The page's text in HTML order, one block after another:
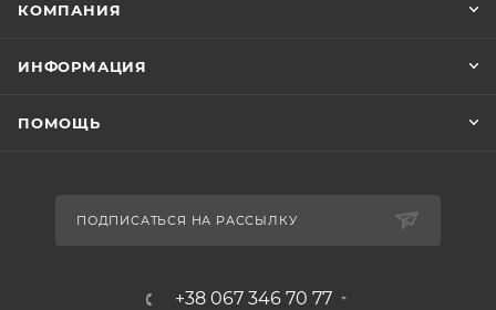
КОМПАНИЯ
ИНФОРМАЦИЯ
ПОМОЩЬ
ПОДПИСАТЬСЯ НА РАССЫЛКУ
+38 067 346 70 77